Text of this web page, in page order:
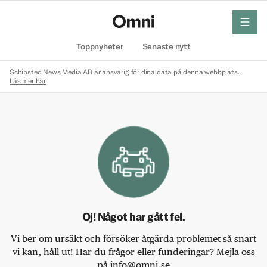
Toppnyheter Senaste nytt
meny
Schibsted News Media AB är ansvarig för dina data på denna webbplats.
Läs mer här
Oj! Något har gått fel.
Vi ber om ursäkt och försöker åtgärda problemet så snart
vi kan, håll ut! Har du frågor eller funderingar? Mejla oss